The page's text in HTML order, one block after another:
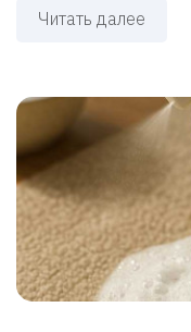
Читать далее